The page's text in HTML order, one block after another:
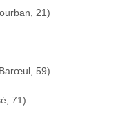
21)
59)
71)